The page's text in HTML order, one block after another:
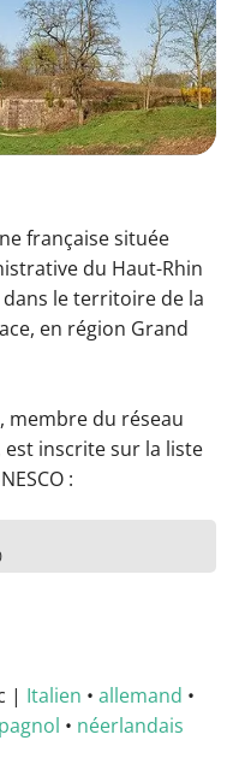
française située
du Haut-Rhin
le territoire de la
en région Grand
membre du réseau
est inscrite sur la liste
:
| Italien • allemand •
• néerlandais